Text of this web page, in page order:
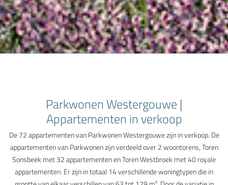
Parkwonen Westergouwe |
Appartementen in verkoop
De 72 appartementen van Parkwonen Westergouwe zijn in verkoop. De
appartementen van Parkwonen zijn verdeeld over 2 woontorens, Toren
Sonsbeek met 32 appartementen en Toren Westbroek met 40 royale
appartementen. Er zijn in totaal 14 verschillende woningtypen die in